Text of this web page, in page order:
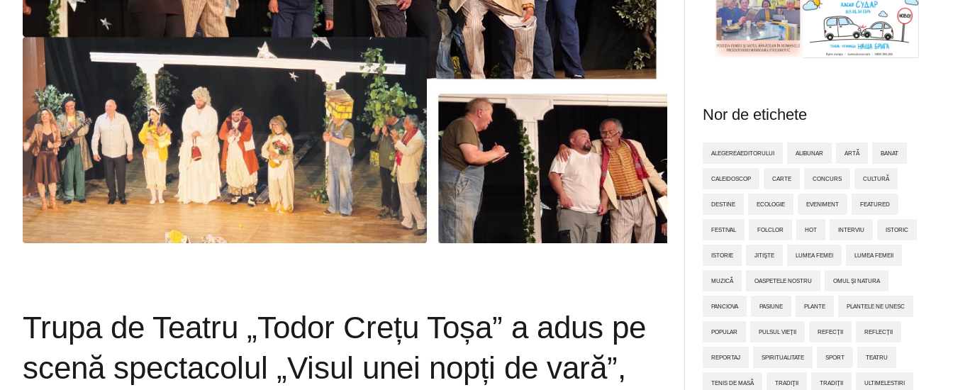
Trupa de Teatru „Todor Crețu Toșa” a adus pe
scenă spectacolul „Visul unei nopți de vară”,
Nor de etichete
ALEGEREAEDITORULUI ALIBUNAR ARTĂ BANAT
CALEIDOSCOP CARTE CONCURS CULTURĂ
DESTINE ECOLOGIE EVENIMENT FEATURED
FESTIVAL FOLCLOR HOT INTERVIU ISTORIC
ISTORIE JITIŞTE LUMEA FEMEI LUMEA FEMEII
MUZICĂ OASPETELE NOSTRU OMUL ȘI NATURA
PANCIOVA PASIUNE PLANTE PLANTELE NE UNESC
POPULAR PULSUL VIEȚII REFECȚII REFLECȚII
REPORTAJ SPIRITUALITATE SPORT TEATRU
TENIS DE MASĂ TRADIŢII TRADIȚII ULTIMELESTIRI